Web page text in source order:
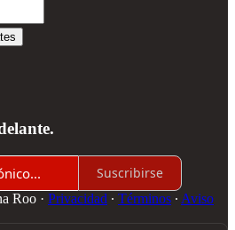
Suscribirse
Roo · Privacidad ∙ Términos ∙ Aviso